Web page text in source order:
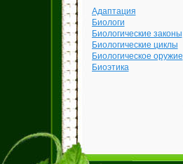
Адаптация
Биологи
Биологические законы
Биологические циклы
Биологическое оружие
Биоэтика